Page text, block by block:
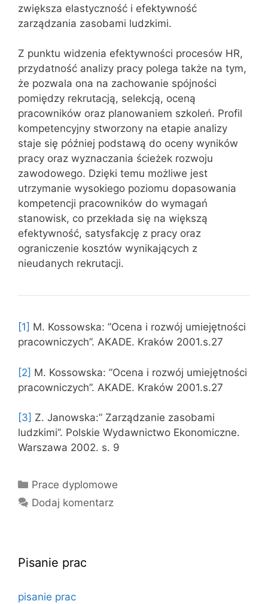
zwiększa elastyczność i efektywność
zarządzania zasobami ludzkimi.
Z punktu widzenia efektywności procesów HR,
przydatność analizy pracy polega także na tym,
że pozwala ona na zachowanie spójności
pomiędzy rekrutacją, selekcją, oceną
pracowników oraz planowaniem szkoleń. Profil
kompetencyjny stworzony na etapie analizy
staje się później podstawą do oceny wyników
pracy oraz wyznaczania ścieżek rozwoju
zawodowego. Dzięki temu możliwe jest
utrzymanie wysokiego poziomu dopasowania
kompetencji pracowników do wymagań
stanowisk, co przekłada się na większą
efektywność, satysfakcję z pracy oraz
ograniczenie kosztów wynikających z
nieudanych rekrutacji.
[1] M. Kossowska: ”Ocena i rozwój umiejętności
pracowniczych”. AKADE. Kraków 2001.s.27
[2] M. Kossowska: ”Ocena i rozwój umiejętności
pracowniczych”. AKADE. Kraków 2001.s.27
[3] Z. Janowska:” Zarządzanie zasobami
ludzkimi”. Polskie Wydawnictwo Ekonomiczne.
Warszawa 2002. s. 9
Kategorie
Prace dyplomowe
Dodaj komentarz
Pisanie prac
pisanie prac